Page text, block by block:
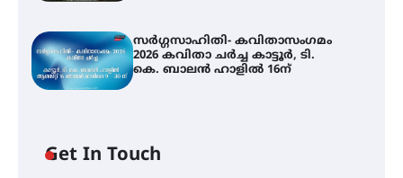
സർഗ്ഗസാഹിതി- കവിതാസംഗമം
2026 കവിതാ ചർച്ച കാട്ടൂർ, ടി.
കെ. ബാലൻ ഹാളിൽ 16ന്
Get In Touch